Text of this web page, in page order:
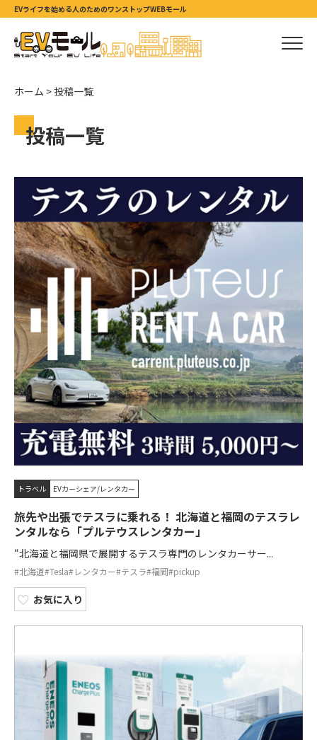
EVライフを始める人のためのワンストップWEBモール
ホーム > 投稿一覧
投稿一覧
トラベル EVカーシェア/レンタカー
旅先や出張でテスラに乗れる！ 北海道と福岡のテスラレ
ンタルなら「プルテウスレンタカー」
“北海道と福岡県で展開するテスラ専門のレンタカーサー...
#北海道#Tesla#レンタカー#テスラ#福岡#pickup
お気に入り